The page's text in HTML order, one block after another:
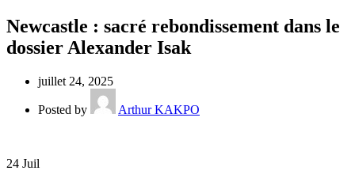
Newcastle : sacré rebondissement dans le
dossier Alexander Isak
juillet 24, 2025
Posted by Arthur KAKPO
24 Juil